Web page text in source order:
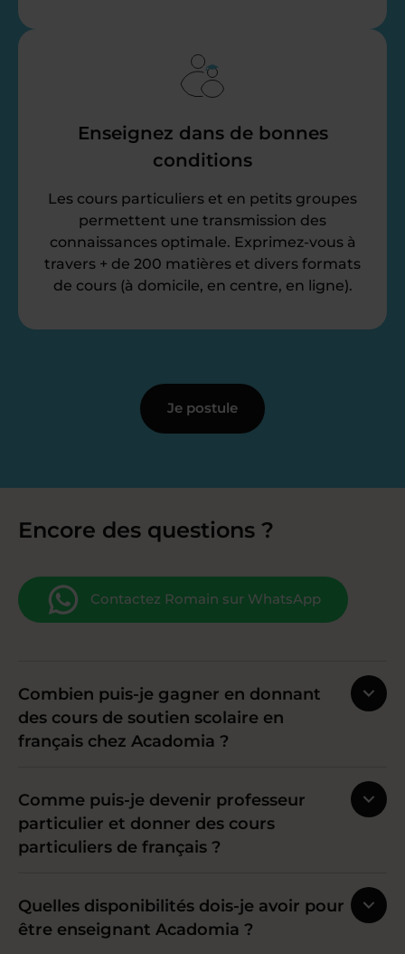
Enseignez dans de bonnes
conditions
Les cours particuliers et en petits groupes
permettent une transmission des
connaissances optimale. Exprimez-vous à
travers + de 200 matières et divers formats
de cours (à domicile, en centre, en ligne).
Je postule
Encore des questions ?
Contactez Romain sur WhatsApp
Combien puis-je gagner en donnant
des cours de soutien scolaire en
français chez Acadomia ?
Comme puis-je devenir professeur
particulier et donner des cours
particuliers de français ?
Quelles disponibilités dois-je avoir pour
être enseignant Acadomia ?